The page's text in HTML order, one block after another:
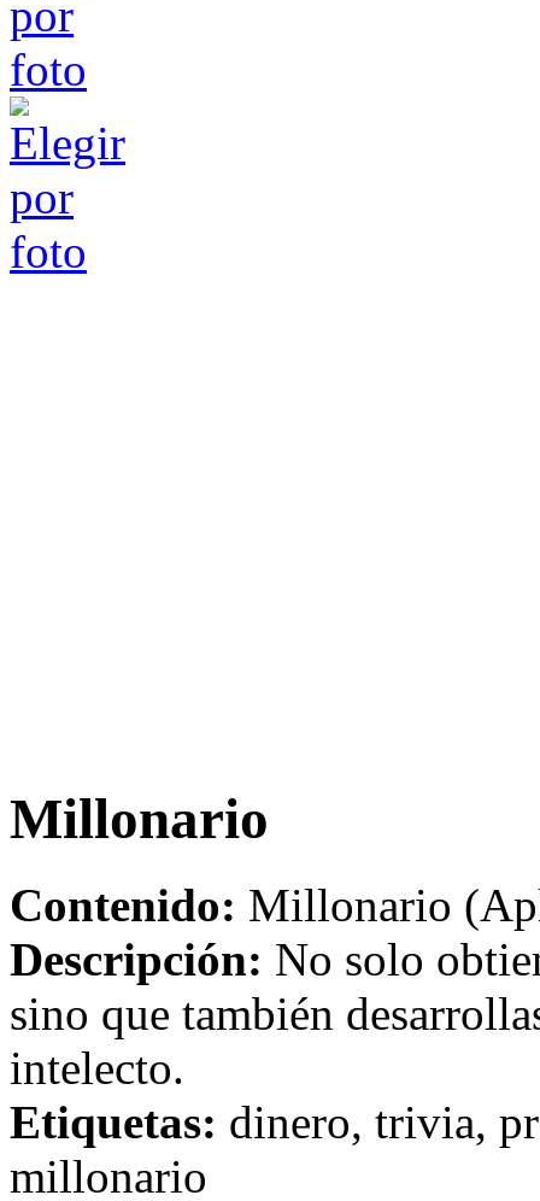
Millonario
Contenido: Millonario
Descripción: No solo
sino que también
intelecto.
Etiquetas: dinero, trivia,
millonario